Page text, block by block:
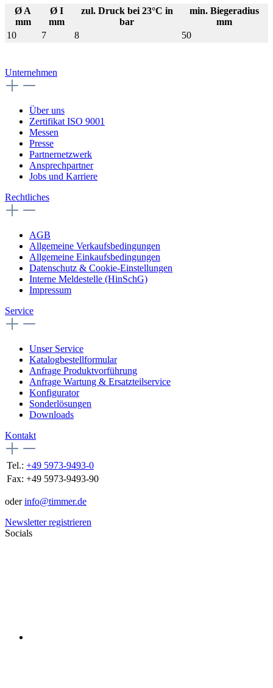
Ø A
mm
Ø I
mm
zul. Druck bei 23°C in
bar
min. Biegeradius
mm
10
7 8 50
Unternehmen
Über uns
Zertifikat ISO 9001
Messen
Presse
Partnernetzwerk
Ansprechpartner
Jobs und Karriere
Rechtliches
AGB
Allgemeine Verkaufsbedingungen
Allgemeine Einkaufsbedingungen
Datenschutz & Cookie-Einstellungen
Interne Meldestelle (HinSchG)
Impressum
Service
Unser Service
Katalogbestellformular
Anfrage Produktvorführung
Anfrage Wartung & Ersatzteilservice
Konfigurator
Sonderlösungen
Downloads
Kontakt
Tel.: +49 5973-9493-0
Fax: +49 5973-9493-90
oderinfo@timmer.de
Newsletter registrieren
Socials